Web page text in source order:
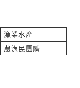
立即報價
漁業水產
農漁民團體